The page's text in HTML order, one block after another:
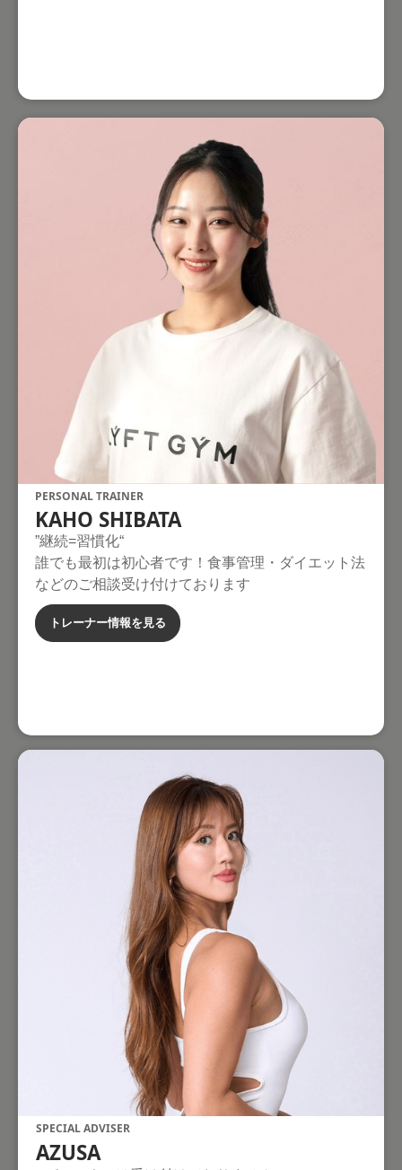
PERSONAL TRAINER
KAHO SHIBATA
”継続=習慣化“
誰でも最初は初心者です！食事管理・ダイエット法
などのご相談受け付けております
トレーナー情報を見る
SPECIAL ADVISER
AZUSA